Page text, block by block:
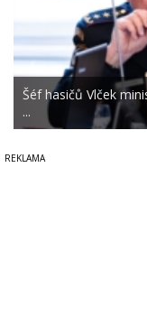
Šéf hasičů Vlček
...